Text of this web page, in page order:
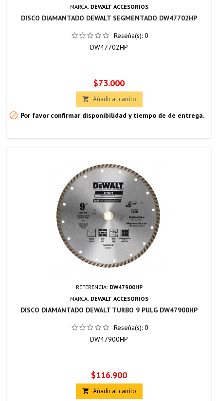
MARCA: DEWALT ACCESORIOS
DISCO DIAMANTADO DEWALT SEGMENTADO DW47702HP
Reseña(s): 0
DW47702HP
Precio
$73.000
 Añadir al carrito
 Por favor confirmar disponibilidad y tiempo de de entrega.
REFERENCIA: DW47900HP
MARCA: DEWALT ACCESORIOS
DISCO DIAMANTADO DEWALT TURBO 9 PULG DW47900HP
Reseña(s): 0
DW47900HP
Precio
$116.900
 Añadir al carrito